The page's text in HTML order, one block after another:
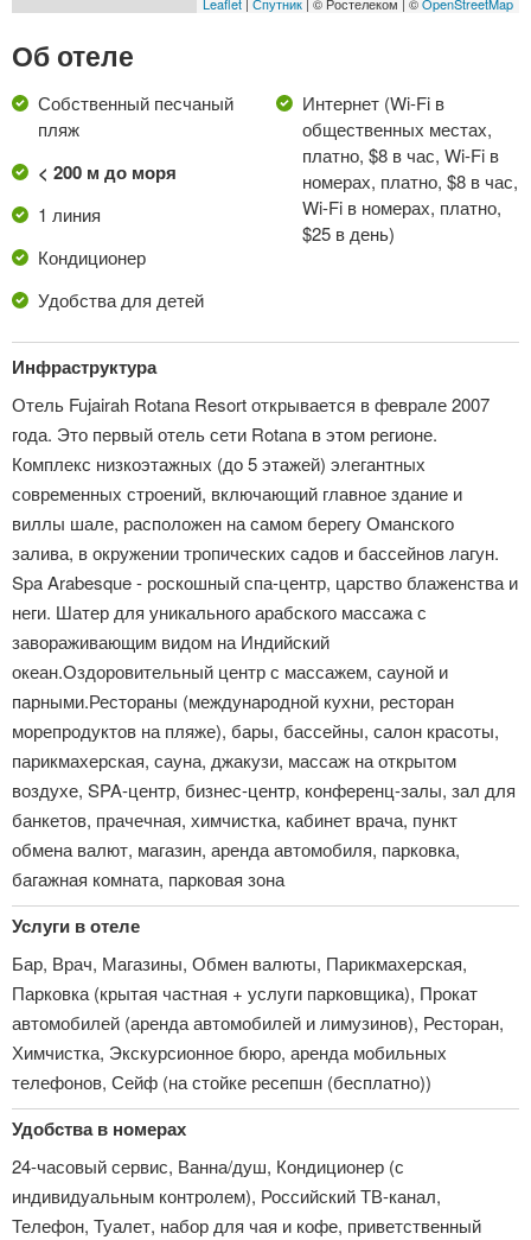
Leaflet Спутник | © Ростелеком | ©OpenStreetMap
Об отеле
Собственный песчаный
пляж
< 200 м до моря
1 линия
Кондиционер
Удобства для детей
Интернет (Wi-Fi в
общественных местах,
платно, $8 в час, Wi-Fi в
номерах, платно, $8 в час,
Wi-Fi в номерах, платно,
$25 в день)
Инфраструктура
Отель Fujairah Rotana Resort открывается в феврале 2007
года. Это первый отель сети Rotana в этом регионе.
Комплекс низкоэтажных (до 5 этажей) элегантных
современных строений, включающий главное здание и
виллы шале, расположен на самом берегу Оманского
залива, в окружении тропических садов и бассейнов лагун.
Spa Arabesque - роскошный спа-центр, царство блаженства и
неги. Шатер для уникального арабского массажа с
завораживающим видом на Индийский
океан.Оздоровительный центр с массажем, сауной и
парными.Рестораны (международной кухни, ресторан
морепродуктов на пляже), бары, бассейны, салон красоты,
парикмахерская, сауна, джакузи, массаж на открытом
воздухе, SPA-центр, бизнес-центр, конференц-залы, зал для
банкетов, прачечная, химчистка, кабинет врача, пункт
обмена валют, магазин, аренда автомобиля, парковка,
багажная комната, парковая зона
Услуги в отеле
Бар, Врач, Магазины, Обмен валюты, Парикмахерская,
Парковка (крытая частная + услуги парковщика), Прокат
автомобилей (аренда автомобилей и лимузинов), Ресторан,
Химчистка, Экскурсионное бюро, аренда мобильных
телефонов, Сейф (на стойке ресепшн (бесплатно))
Удобства в номерах
24-часовый сервис, Ванна/душ, Кондиционер (с
индивидуальным контролем), Российский ТВ-канал,
Телефон, Туалет, набор для чая и кофе, приветственный